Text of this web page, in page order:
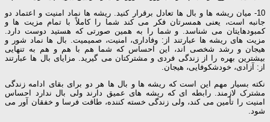
10- میان ریشه ها و بال ها تعادل برقرار کنید. ریشه ها نماد امنیت و اعتماد دو
جانبه است، یعنی همسرتان فکر می کند شما را کاملاً با تمام مزیت ها و
کمبودهایتان می شناسد. و شما را به همین صورتی که هستید دوست دارد.
مزیت های ریشه ها عبارتند از: وفاداری، امنیت، صمیمیت. بال ها نماد شور و
هیجان و رشد شخصی اند، این احساس که شما هم با هم و هم به تنهایی
بیشترین بهره را از زندگی فردی و مشترکتان می گیرید. مزایای بال ها عبارتند
از: آزادی، خودشکوفایی، هیجان.
نکته بسیار مهم این است که ریشه ها و بال ها هر دو برای بقای ادامه زندگی
مشترک لازمند. رابطه ای که ریشه های عمیق دارند ولی بال ندارد احساس
امنیت را تأمین می کند، ولی زندگی خسته کننده، طاقت فرسا و خفقان آور می
شود.